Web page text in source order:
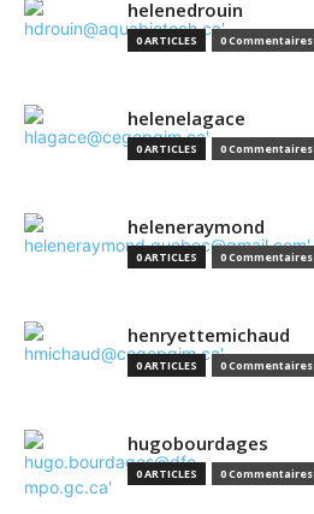
helenedrouin
0 ARTICLES 0 Commentaires
helenelagace
0 ARTICLES 0 Commentaires
heleneraymond
0 ARTICLES 0 Commentaires
henryettemichaud
0 ARTICLES 0 Commentaires
hugobourdages
0 ARTICLES 0 Commentaires